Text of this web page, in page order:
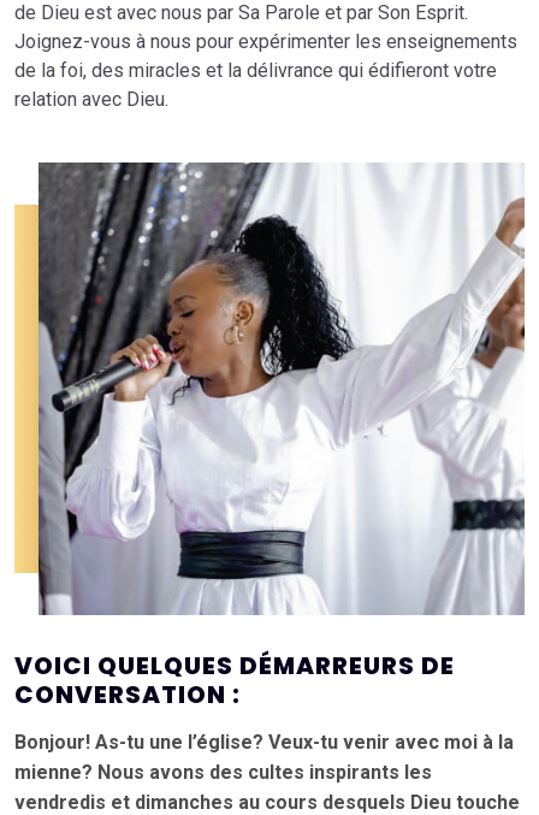
de Dieu est avec nous par Sa Parole et par Son Esprit.
Joignez-vous à nous pour expérimenter les enseignements
de la foi, des miracles et la délivrance qui édifieront votre
relation avec Dieu.
VOICI QUELQUES DÉMARREURS DE
CONVERSATION :
Bonjour! As-tu une l’église? Veux-tu venir avec moi à la
mienne? Nous avons des cultes inspirants les
vendredis et dimanches au cours desquels Dieu touche